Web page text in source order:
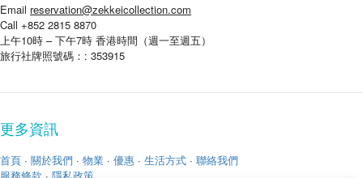
Email reservation@zekkeicollection.com
Call +852 2815 8870
上午10時 – 下午7時 香港時間（週一至週五）
旅行社牌照號碼：: 353915
更多資訊
首頁 · 關於我們 · 物業 · 優惠 · 生活方式 · 聯絡我們
服務條款 · 隱私政策